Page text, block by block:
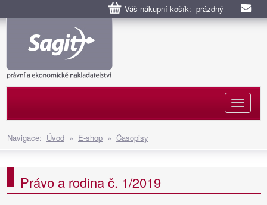
Váš nákupní košík: prázdný
Navigace: Úvod » E-shop » Časopisy
Právo a rodina č. 1/2019